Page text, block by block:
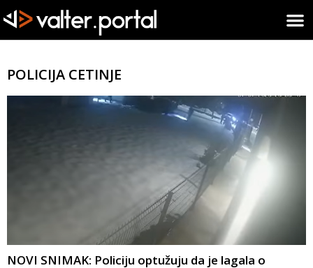
POLICIJA CETINJE
NOVI SNIMAK: Policiju optužuju da je lagala o